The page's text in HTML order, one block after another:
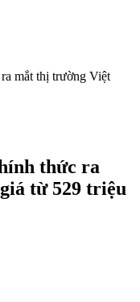
mắt thị trường Việt
thức ra
từ 529 triệu